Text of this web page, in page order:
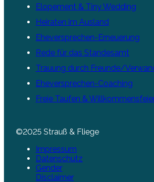
Elopement & Tiny Wedding
Heiraten im Ausland
Eheversprechen-Erneuerung
Rede für das Standesamt
Trauung durch Freunde/
Eheversprechen-Coaching
Freie Taufen &
©2025 Strauß & Fliege
Impressum
Datenschutz
Gender
Disclaimer